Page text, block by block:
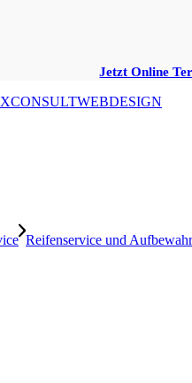
Jetzt Online
XCONSULTWEBDESIGN
Reifenservice und